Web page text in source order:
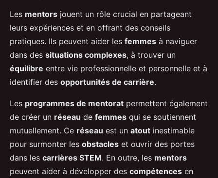
Les mentors jouent un rôle crucial en partageant
leurs expériences et en offrant des conseils
pratiques. Ils peuvent aider les femmes à naviguer
dans des situations complexes, à trouver un
équilibre entre vie professionnelle et personnelle et à
identifier des opportunités de carrière.
Les programmes de mentorat permettent également
de créer un réseau de femmes qui se soutiennent
mutuellement. Ce réseau est un atout inestimable
pour surmonter les obstacles et ouvrir des portes
dans les carrières STEM. En outre, les mentors
peuvent aider à développer des compétences en